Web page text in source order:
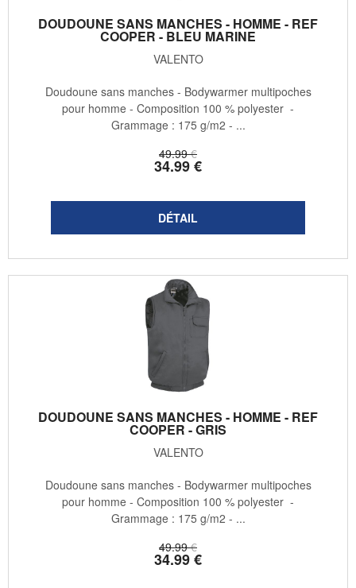
DOUDOUNE SANS MANCHES - HOMME - REF
COOPER - BLEU MARINE
VALENTO
49.99 €
34.99€
Doudoune sans manches - Bodywarmer multipoches
pour homme - Composition 100 % polyester -
Grammage : 175 g/m2 - ...
DOUDOUNE SANS MANCHES - HOMME - REF
COOPER - GRIS
VALENTO
49.99 €
34.99€
Doudoune sans manches - Bodywarmer multipoches
pour homme - Composition 100 % polyester -
Grammage : 175 g/m2 - ...